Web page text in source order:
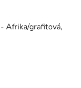
Afrika/grafitová,